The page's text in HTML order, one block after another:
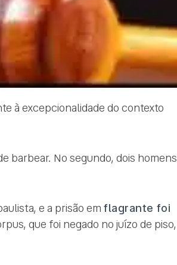
à excepcionalidade do contexto
barbear. No segundo, dois homens
e a prisão emflagrante foi
que foi negado no juízo de piso,